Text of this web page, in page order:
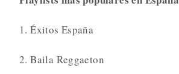
1. Éxitos España
2. Baila Reggaeton